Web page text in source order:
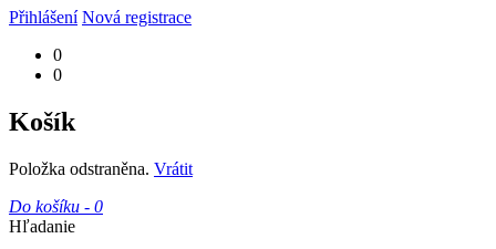
Přihlášení Nová registrace
0
0
Košík
Položka odstraněna. Vrátit
Do košíku - 0
Hľadanie